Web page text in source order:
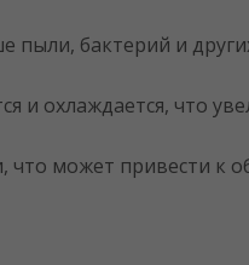
бактерий и
и охлаждается, что
что может привести к